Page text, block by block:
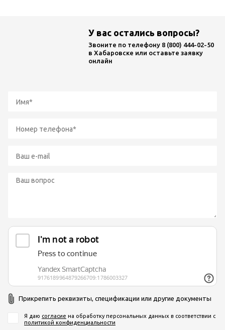
У вас остались вопросы?
Звоните по телефону 8 (800) 444-02-50
в Хабаровске или оставьте заявку
онлайн
Прикрепить реквизиты, спецификации или другие документы
Я даю согласие на обработку персональных данных в соответствии с
политикой конфиденциальности